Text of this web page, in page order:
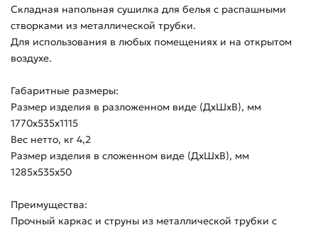
Складная напольная сушилка для белья с распашными
створками из металлической трубки.
Для использования в любых помещениях и на открытом
воздухе.
Габаритные размеры:
Размер изделия в разложенном виде (ДхШхВ), мм
1770х535х1115
Вес нетто, кг 4,2
Размер изделия в сложенном виде (ДхШхВ), мм
1285х535х50
Преимущества:
Прочный каркас и струны из металлической трубки с